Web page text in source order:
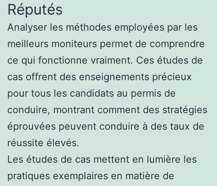
Réputés
Analyser les méthodes employées par les
meilleurs moniteurs permet de comprendre
ce qui fonctionne vraiment. Ces études de
cas offrent des enseignements précieux
pour tous les candidats au permis de
conduire, montrant comment des stratégies
éprouvées peuvent conduire à des taux de
réussite élevés.
Les études de cas mettent en lumière les
pratiques exemplaires en matière de